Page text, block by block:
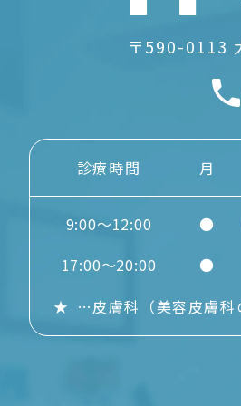
〒590-0113
診療時間 月
9:00～12:00 ●
17:00～20:00
●
★ …皮膚科 （美容皮膚